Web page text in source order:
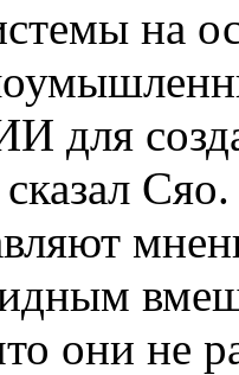
на
для
Сяо.
они не